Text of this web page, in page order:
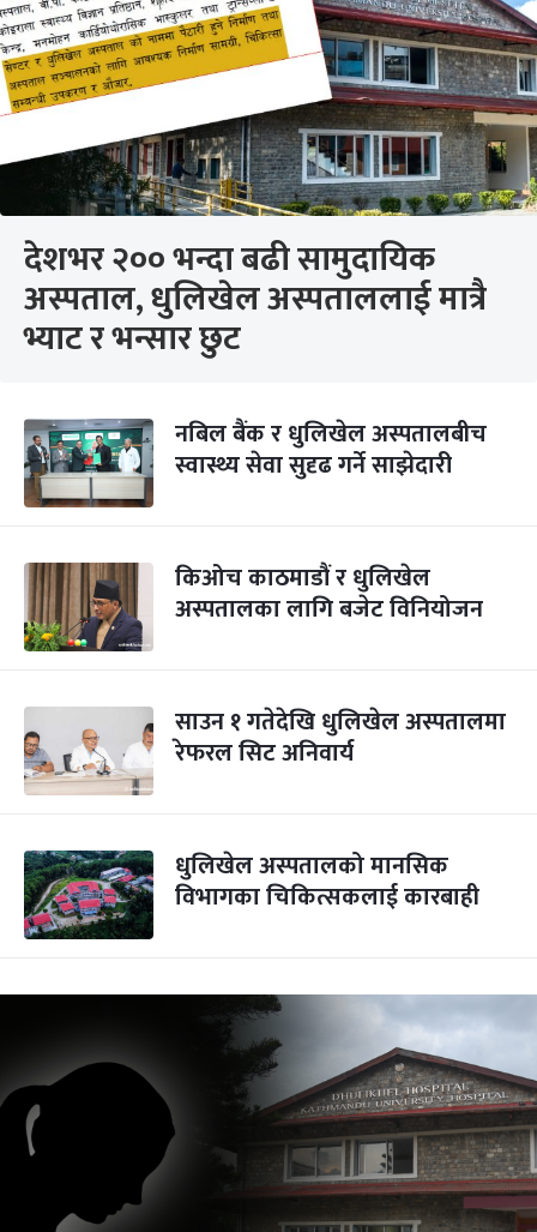
देशभर २०० भन्दा बढी सामुदायिक
अस्पताल, धुलिखेल अस्पताललाई मात्रै
भ्याट र भन्सार छुट
नबिल बैंक र धुलिखेल अस्पतालबीच
स्वास्थ्य सेवा सुदृढ गर्ने साझेदारी
किओच काठमाडौं र धुलिखेल
अस्पतालका लागि बजेट विनियोजन
साउन १ गतेदेखि धुलिखेल अस्पतालमा
रेफरल सिट अनिवार्य
धुलिखेल अस्पतालको मानसिक
विभागका चिकित्सकलाई कारबाही